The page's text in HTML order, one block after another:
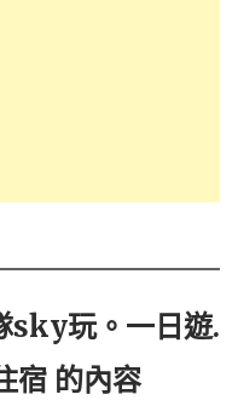
sky玩。一日遊.
宿 的內容